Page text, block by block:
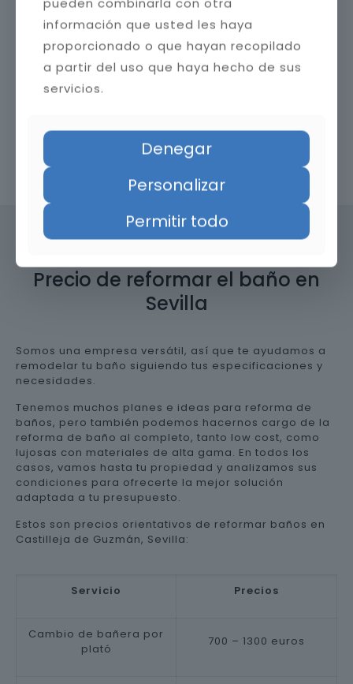
Precio de reformar el baño en
Sevilla
Somos una empresa versátil, así que te ayudamos a
remodelar tu baño siguiendo tus especificaciones y
necesidades.
Tenemos muchos planes e ideas para reforma de
baños, pero también podemos hacernos cargo de la
reforma de baño al completo, tanto low cost, como
lujosas con materiales de alta gama. En todos los
casos, vamos hasta tu propiedad y analizamos sus
condiciones para ofrecerte la mejor solución
adaptada a tu presupuesto.
Estos son precios orientativos de reformar baños en
Castilleja de Guzmán, Sevilla:
Servicio Precios
Cambio de bañera por
plató
700 – 1300 euros
información que usted les haya
proporcionado o que hayan recopilado
a partir del uso que haya hecho de sus
servicios.
Denegar
Personalizar
Permitir todo